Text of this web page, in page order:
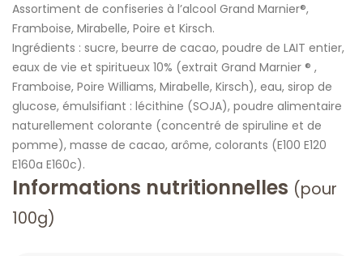
Assortiment de confiseries à l’alcool Grand Marnier®,
Framboise, Mirabelle, Poire et Kirsch.
Ingrédients : sucre, beurre de cacao, poudre de LAIT entier,
eaux de vie et spiritueux 10% (extrait Grand Marnier ® ,
Framboise, Poire Williams, Mirabelle, Kirsch), eau, sirop de
glucose, émulsifiant : lécithine (SOJA), poudre alimentaire
naturellement colorante (concentré de spiruline et de
pomme), masse de cacao, arôme, colorants (E100 E120
E160a E160c).
Informations nutritionnelles (pour
100g)